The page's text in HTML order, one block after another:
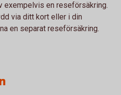
exempelvis en reseförsäkring.
via ditt kort eller i din
en separat reseförsäkring.